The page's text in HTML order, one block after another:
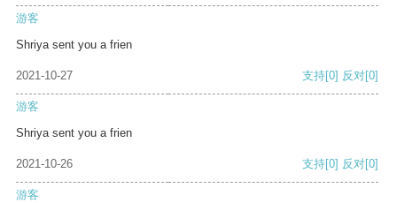
游客
Shriya sent you a frien
2021-10-27 支持[0] 反对[0]
游客
Shriya sent you a frien
2021-10-26 支持[0] 反对[0]
游客